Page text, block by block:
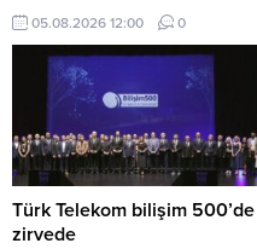
cepheyle karşı karşıya. Brüksel
artık Çin'den gelen ürünler kadar,
Çinli şirketlerin Türkiye ve Fas'ta
kurduğu üretim tesislerinde de
endişe duyuyor.
05.08.2026 12:00 0
Türk Telekom bilişim 500’de
zirvede